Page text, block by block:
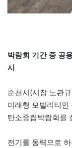
박람회 기간 중 공
시
순천시(시장 노관
미래형 모빌리티
탄소중립박람회를
전기를 동력으로